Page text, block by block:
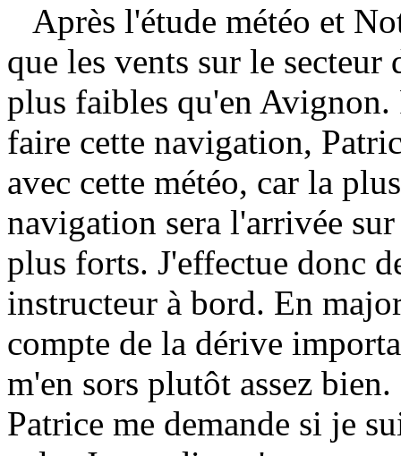
Après l'étude météo et
que les vents sur le
plus faibles qu'en Avignon.
faire cette navigation,
avec cette météo, car la
navigation sera l'arrivée
plus forts. J'effectue donc
instructeur à bord. En
compte de la dérive
m'en sors plutôt assez
Patrice me demande si je